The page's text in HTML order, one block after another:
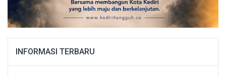
INFORMASI TERBARU